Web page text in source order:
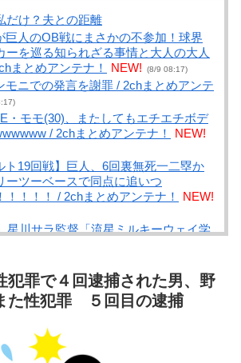
だけ？夫との距離
巨人のOB戦にまさかの不参加！球界
ーを巡る知られざる事情と大人の大人
まとめアンテナ！
NEW! (8/9 08:17)
モニでの発言を謝罪 / 2chまとめアンテ
・モモ(30)、またしてもエチエチボデ
/ 2chまとめアンテナ！
NEW!
ト19回戦】巨人、6回裏無死一二塁か
ーツーベースで同点に追いつ
！！！！ / 2chまとめアンテナ！
NEW!
星川サラ監督「流星ミルキーウェイ学
不破湊「ギラギラホスト高校」が甲子
達で完結！公式戦通算52勝を叩き出
采配 / まとめるZ NEW! (8/9 08:04)
は裏の世界を生きるサマナーのようで
ガテン】 第三話 ナビゲーター、ア
NEW! (8/9 08:04)
犯罪で４回逮捕された男、野
た性犯罪 ５回目の逮捕